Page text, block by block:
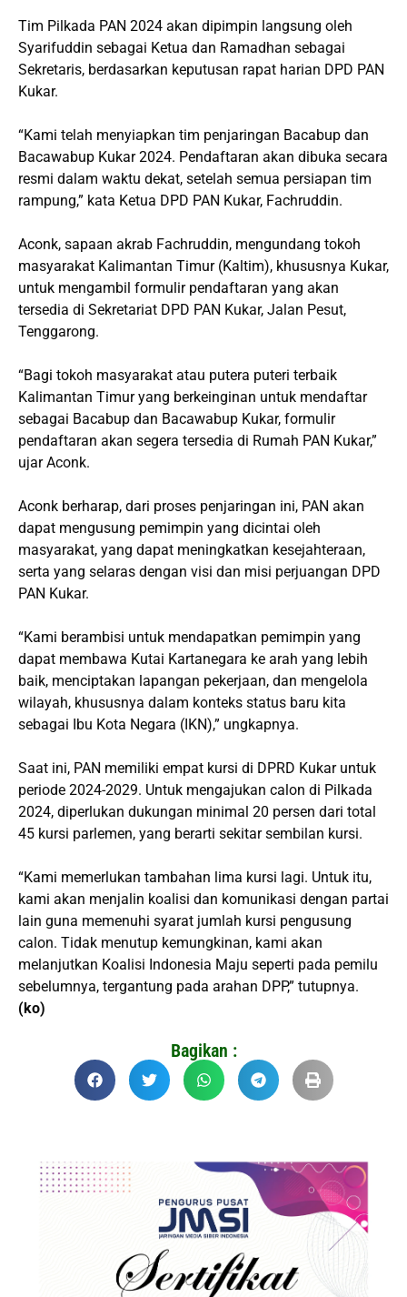
Tim Pilkada PAN 2024 akan dipimpin langsung oleh
Syarifuddin sebagai Ketua dan Ramadhan sebagai
Sekretaris, berdasarkan keputusan rapat harian DPD PAN
Kukar.
“Kami telah menyiapkan tim penjaringan Bacabup dan
Bacawabup Kukar 2024. Pendaftaran akan dibuka secara
resmi dalam waktu dekat, setelah semua persiapan tim
rampung,” kata Ketua DPD PAN Kukar, Fachruddin.
Aconk, sapaan akrab Fachruddin, mengundang tokoh
masyarakat Kalimantan Timur (Kaltim), khususnya Kukar,
untuk mengambil formulir pendaftaran yang akan
tersedia di Sekretariat DPD PAN Kukar, Jalan Pesut,
Tenggarong.
“Bagi tokoh masyarakat atau putera puteri terbaik
Kalimantan Timur yang berkeinginan untuk mendaftar
sebagai Bacabup dan Bacawabup Kukar, formulir
pendaftaran akan segera tersedia di Rumah PAN Kukar,”
ujar Aconk.
Aconk berharap, dari proses penjaringan ini, PAN akan
dapat mengusung pemimpin yang dicintai oleh
masyarakat, yang dapat meningkatkan kesejahteraan,
serta yang selaras dengan visi dan misi perjuangan DPD
PAN Kukar.
“Kami berambisi untuk mendapatkan pemimpin yang
dapat membawa Kutai Kartanegara ke arah yang lebih
baik, menciptakan lapangan pekerjaan, dan mengelola
wilayah, khususnya dalam konteks status baru kita
sebagai Ibu Kota Negara (IKN),” ungkapnya.
Saat ini, PAN memiliki empat kursi di DPRD Kukar untuk
periode 2024-2029. Untuk mengajukan calon di Pilkada
2024, diperlukan dukungan minimal 20 persen dari total
45 kursi parlemen, yang berarti sekitar sembilan kursi.
“Kami memerlukan tambahan lima kursi lagi. Untuk itu,
kami akan menjalin koalisi dan komunikasi dengan partai
lain guna memenuhi syarat jumlah kursi pengusung
calon. Tidak menutup kemungkinan, kami akan
melanjutkan Koalisi Indonesia Maju seperti pada pemilu
sebelumnya, tergantung pada arahan DPP,” tutupnya.
(ko)
Bagikan :